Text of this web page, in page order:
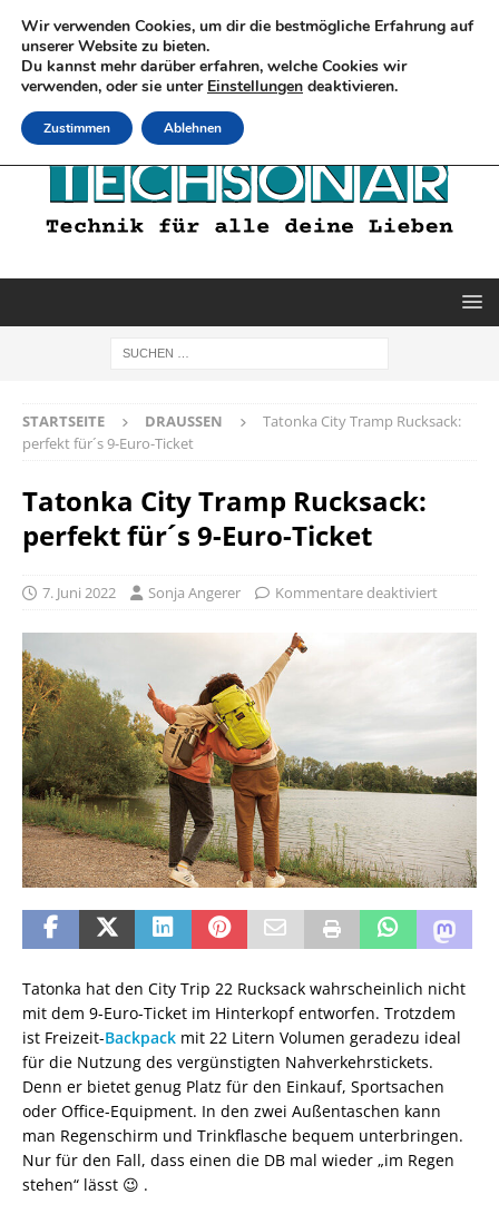
STARTSEITE DRAUSSEN
Tatonka City Tramp Rucksack:
perfekt für´s 9-Euro-Ticket
Tatonka City Tramp Rucksack:
perfekt für´s 9-Euro-Ticket
7. Juni 2022 Sonja Angerer Kommentare deaktiviert
Tatonka hat den City Trip 22 Rucksack wahrscheinlich nicht
mit dem 9-Euro-Ticket im Hinterkopf entworfen. Trotzdem
ist Freizeit-Backpack mit 22 Litern Volumen geradezu ideal
für die Nutzung des vergünstigten Nahverkehrstickets.
Denn er bietet genug Platz für den Einkauf, Sportsachen
oder Office-Equipment. In den zwei Außentaschen kann
man Regenschirm und Trinkflasche bequem unterbringen.
Nur für den Fall, dass einen die DB mal wieder „im Regen
stehen“ lässt 😉 .
Wir verwenden Cookies, um dir die bestmögliche Erfahrung auf
unserer Website zu bieten.
Du kannst mehr darüber erfahren, welche Cookies wir
verwenden, oder sie unter Einstellungen deaktivieren.
Zustimmen Ablehnen